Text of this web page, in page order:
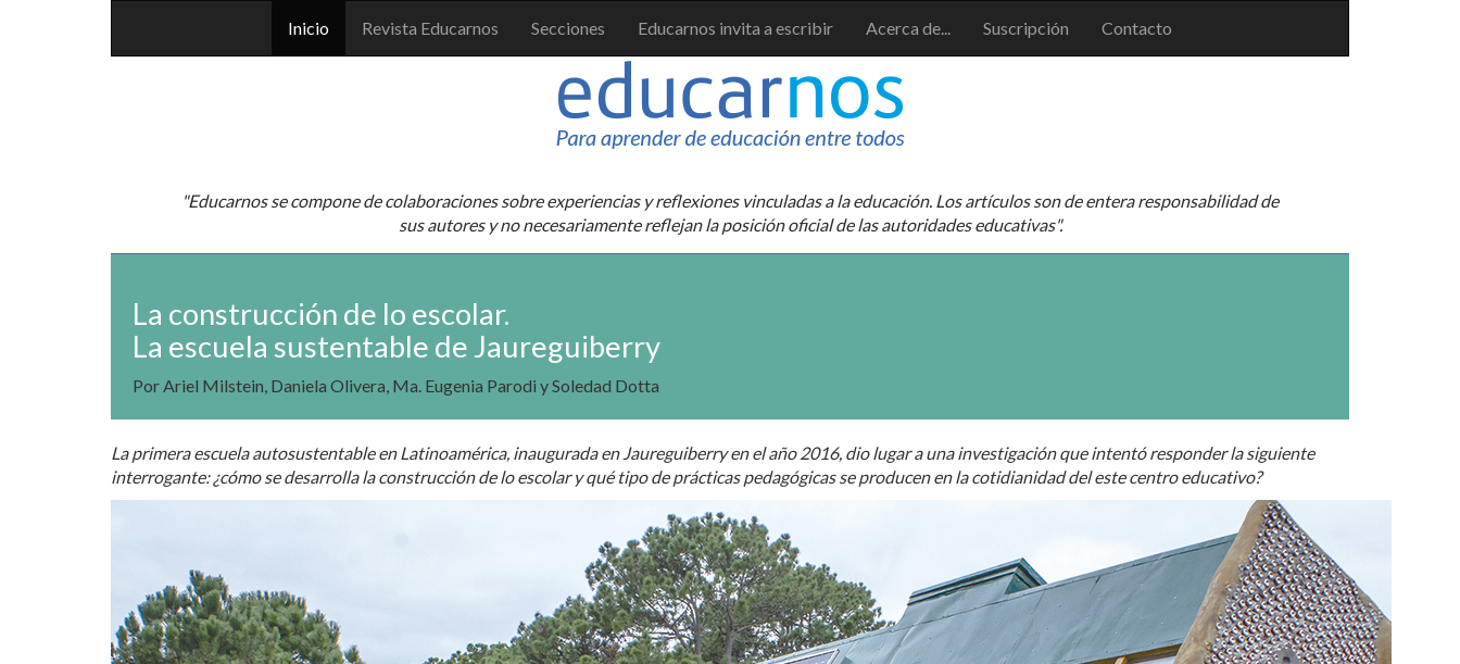
Inicio Revista Educarnos Secciones Educarnos invita a escribir Acerca de... Suscripción Contacto
"Educarnos se compone de colaboraciones sobre experiencias y reflexiones vinculadas a la educación. Los artículos son de entera responsabilidad de
sus autores y no necesariamente reflejan la posición oficial de las autoridades educativas".
La construcción de lo escolar.
La escuela sustentable de Jaureguiberry
Por Ariel Milstein, Daniela Olivera, Ma. Eugenia Parodi y Soledad Dotta
La primera escuela autosustentable en Latinoamérica, inaugurada en Jaureguiberry en el año 2016, dio lugar a una investigación que intentó responder la siguiente
interrogante: ¿cómo se desarrolla la construcción de lo escolar y qué tipo de prácticas pedagógicas se producen en la cotidianidad del este centro educativo?